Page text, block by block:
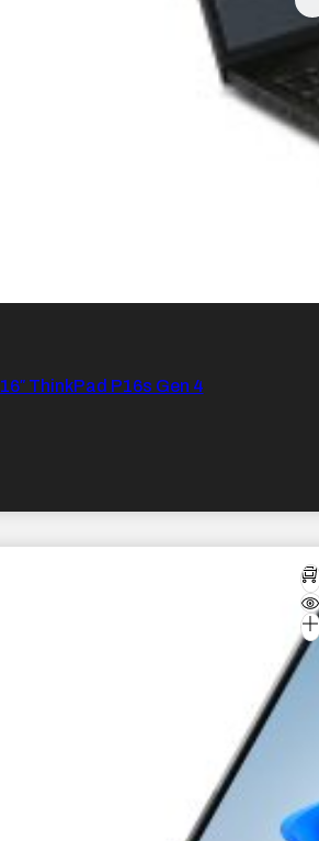
16″ ThinkPad P16s Gen 4